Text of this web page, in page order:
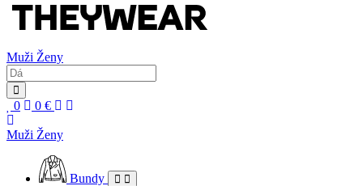
Muži Ženy
0 0 €
Muži Ženy
Bundy